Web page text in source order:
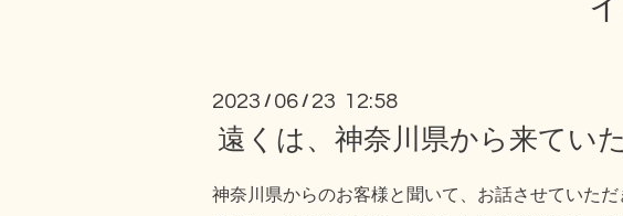
2023 / 06 / 23 12:58
遠くは、神奈川県から来てい
神奈川県からのお客様と聞いて、お話させていただ